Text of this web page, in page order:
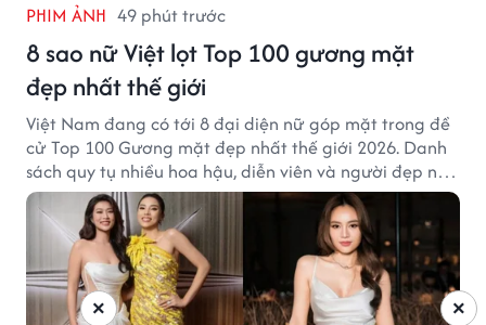
PHIM ẢNH 49 phút trước
8 sao nữ Việt lọt Top 100 gương mặt
đẹp nhất thế giới
Việt Nam đang có tới 8 đại diện nữ góp mặt trong đề
cử Top 100 Gương mặt đẹp nhất thế giới 2026. Danh
sách quy tụ nhiều hoa hậu, diễn viên và người đẹp nổi
tiếng của showbiz Việt.
×
×